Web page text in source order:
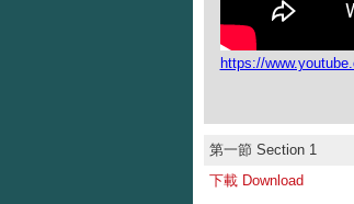
https://
第一節 Section 1
下載 Download